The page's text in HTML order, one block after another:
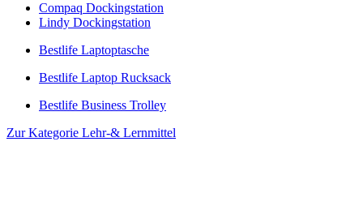
Compaq Dockingstation
Lindy Dockingstation
Bestlife Laptoptasche
Bestlife Laptop Rucksack
Bestlife Business Trolley
Zur Kategorie Lehr-& Lernmittel